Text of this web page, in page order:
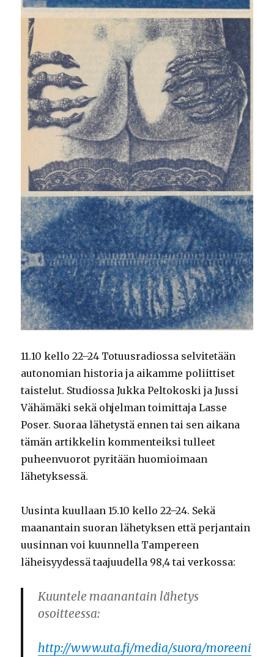
11.10 kello 22–24 Totuusradiossa selvitetään
autonomian historia ja aikamme poliittiset
taistelut. Studiossa Jukka Peltokoski ja Jussi
Vähämäki sekä ohjelman toimittaja Lasse
Poser. Suoraa lähetystä ennen tai sen aikana
tämän artikkelin kommenteiksi tulleet
puheenvuorot pyritään huomioimaan
lähetyksessä.
Uusinta kuullaan 15.10 kello 22–24. Sekä
maanantain suoran lähetyksen että perjantain
uusinnan voi kuunnella Tampereen
läheisyydessä taajuudella 98,4 tai verkossa:
Kuuntele maanantain lähetys
osoitteessa:
http://www.uta.fi/media/suora/moreeni